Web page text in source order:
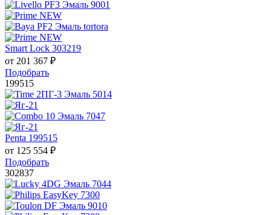
Smart Lock 303219
от 201 367 ₽
Подобрать
199515
Penta 199515
от 125 554 ₽
Подобрать
302837